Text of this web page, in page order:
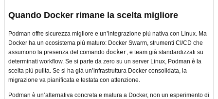
Quando Docker rimane la scelta migliore
Podman offre sicurezza migliore e un’integrazione più nativa con Linux. Ma
Docker ha un ecosistema più maturo: Docker Swarm, strumenti CI/CD che
assumono la presenza del comando docker , e team già standardizzati su
determinati workflow. Se si parte da zero su un server Linux, Podman è la
scelta più pulita. Se si ha già un’infrastruttura Docker consolidata, la
migrazione va pianificata e testata con attenzione.
Podman è un’alternativa concreta e matura a Docker, non un esperimento di